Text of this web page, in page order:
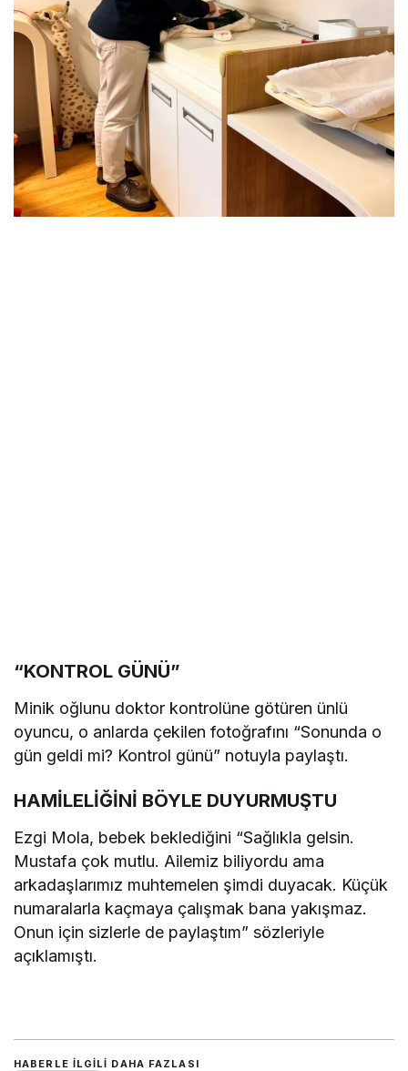
“KONTROL GÜNÜ”
Minik oğlunu doktor kontrolüne götüren ünlü
oyuncu, o anlarda çekilen fotoğrafını “Sonunda o
gün geldi mi? Kontrol günü” notuyla paylaştı.
HAMİLELİĞİNİ BÖYLE DUYURMUŞTU
Ezgi Mola, bebek beklediğini “Sağlıkla gelsin.
Mustafa çok mutlu. Ailemiz biliyordu ama
arkadaşlarımız muhtemelen şimdi duyacak. Küçük
numaralarla kaçmaya çalışmak bana yakışmaz.
Onun için sizlerle de paylaştım” sözleriyle
açıklamıştı.
HABERLE ILGILI DAHA FAZLASI